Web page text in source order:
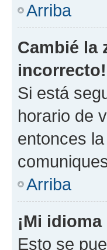
Arriba
Cambié la
incorrecto!
Si está
horario de
entonces
Arriba
¡Mi
Esto se